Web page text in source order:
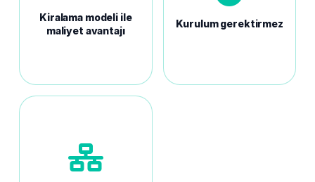
Kiralama modeli ile
maliyet avantajı
Kurulum gerektirmez